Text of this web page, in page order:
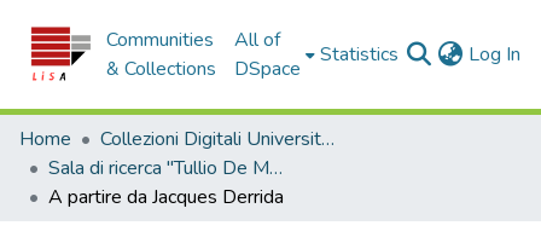
Communities
& Collections
All of
DSpace
Statistics Log In
Home
Collezioni Digitali Università della Calabria
Sala di ricerca "Tullio De Mauro"
A partire da Jacques Derrida